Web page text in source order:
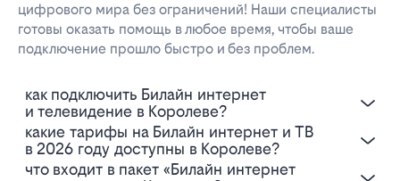
цифрового мира без ограничений! Наши специалисты
готовы оказать помощь в любое время, чтобы ваше
подключение прошло быстро и без проблем.
Как подключить Билайн интернет
и телевидение в Королеве?
Какие тарифы на Билайн интернет и ТВ
в 2026 году доступны в Королеве?
Что входит в пакет «Билайн интернет